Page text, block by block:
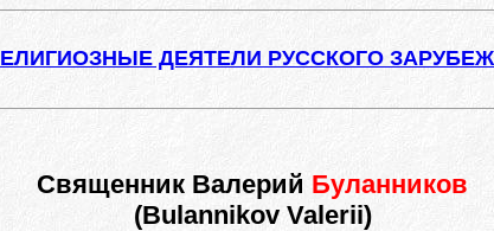
ЕЛИГИОЗНЫЕ ДЕЯТЕЛИ РУССКОГО
Священник Валерий Буланников
(Bulannikov Valerii)